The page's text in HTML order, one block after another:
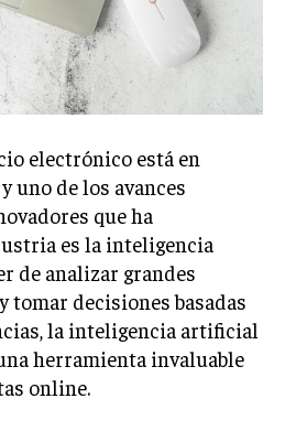
PUBLIC OPINION
electrónico está en
uno de los avances
que ha
es la inteligencia
de analizar grandes
tomar decisiones basadas
la inteligencia artificial
herramienta invaluable
online.